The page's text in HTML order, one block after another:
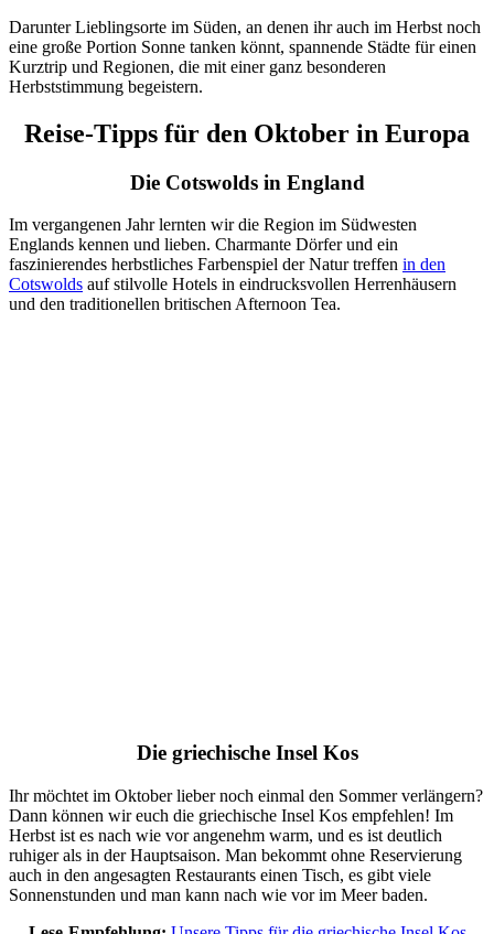
Darunter Lieblingsorte im Süden, an denen ihr auch im Herbst noch
eine große Portion Sonne tanken könnt, spannende Städte für einen
Kurztrip und Regionen, die mit einer ganz besonderen
Herbststimmung begeistern.
Reise-Tipps für den Oktober in Europa
Die Cotswolds in England
Im vergangenen Jahr lernten wir die Region im Südwesten
Englands kennen und lieben. Charmante Dörfer und ein
faszinierendes herbstliches Farbenspiel der Natur treffen in den
Cotswolds auf stilvolle Hotels in eindrucksvollen Herrenhäusern
und den traditionellen britischen Afternoon Tea.
Die griechische Insel Kos
Ihr möchtet im Oktober lieber noch einmal den Sommer verlängern?
Dann können wir euch die griechische Insel Kos empfehlen! Im
Herbst ist es nach wie vor angenehm warm, und es ist deutlich
ruhiger als in der Hauptsaison. Man bekommt ohne Reservierung
auch in den angesagten Restaurants einen Tisch, es gibt viele
Sonnenstunden und man kann nach wie vor im Meer baden.